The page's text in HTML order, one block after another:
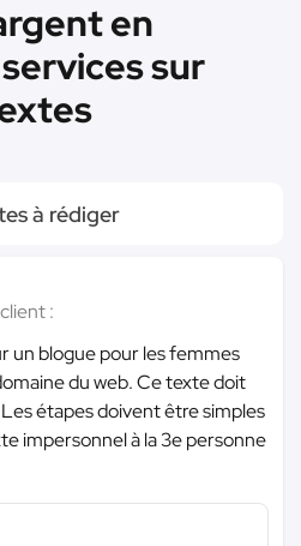
en
sur
à rédiger
:
un blogue pour les femmes
du web. Ce texte doit
étapes doivent être simples
impersonnel à la 3e personne